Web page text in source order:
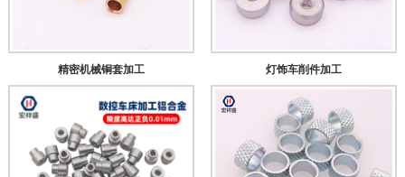
精密机械铜套加工 灯饰车削件加工